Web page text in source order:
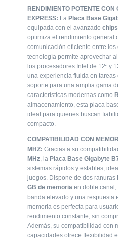
RENDIMIENTO POTENTE CON
EXPRESS: La Placa Base
equipada con el avanzado
optimiza el rendimiento general
comunicación eficiente entre los
tecnología permite aprovechar
los procesadores Intel de 12ª y
una experiencia fluida en
soporte para una amplia gama
características modernas como
almacenamiento, esta placa
ideal para quienes buscan
compacto.
COMPATIBILIDAD CON
MHZ: Gracias a su
MHz, la Placa Base Gigabyte
sistemas rápidos y estables,
juegos. Dispone de dos ranuras
GB de memoria en doble
banda elevado y una respuesta
memoria es perfecta para
rendimiento constante, sin
Además, su compatibilidad con
capacidades ofrece flexibilidad
RENDIMIENTO POTENTE CON
EXPRESS: La Placa Base
equipada con el avanzado
optimiza el rendimiento general
comunicación eficiente entre los
tecnología permite aprovechar
los procesadores Intel de 12ª y
una experiencia fluida en
soporte para una amplia gama
características modernas como
almacenamiento, esta placa
ideal para quienes buscan
compacto.
COMPATIBILIDAD CON
MHZ: Gracias a su
MHz, la Placa Base Gigabyte
sistemas rápidos y estables,
juegos. Dispone de dos ranuras
GB de memoria en doble
banda elevado y una respuesta
memoria es perfecta para
rendimiento constante, sin
Además, su compatibilidad con
capacidades ofrece flexibilidad